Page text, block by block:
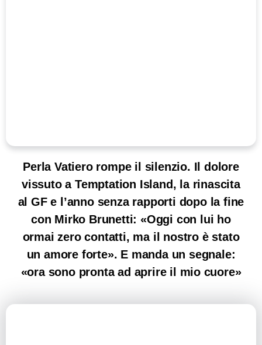
Perla Vatiero rompe il silenzio. Il dolore
vissuto a Temptation Island, la rinascita
al GF e l’anno senza rapporti dopo la fine
con Mirko Brunetti: «Oggi con lui ho
ormai zero contatti, ma il nostro è stato
un amore forte». E manda un segnale:
«ora sono pronta ad aprire il mio cuore»